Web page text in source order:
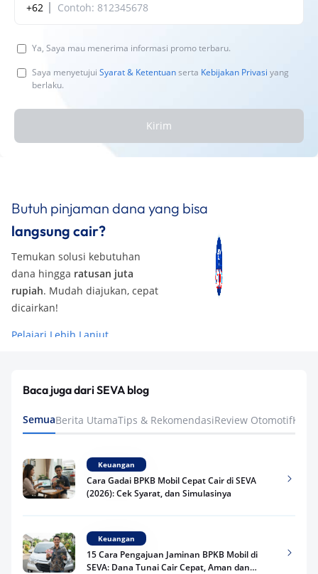
+62
Ya, Saya mau menerima informasi promo terbaru.
Saya menyetujui Syarat & Ketentuanserta Kebijakan Privasi yang
berlaku.
Kirim
Butuh pinjaman dana yang bisa
langsung cair?
Temukan solusi kebutuhan
dana hingga ratusan juta
rupiah. Mudah diajukan, cepat
dicairkan!
Pelajari Lebih Lanjut
Baca juga dari SEVA blog
SemuaBerita UtamaTips & RekomendasiReview Otomotif
Keuangan
Cara Gadai BPKB Mobil Cepat Cair di SEVA
(2026): Cek Syarat, dan Simulasinya
Keuangan
15 Cara Pengajuan Jaminan BPKB Mobil di
SEVA: Dana Tunai Cair Cepat, Aman dan